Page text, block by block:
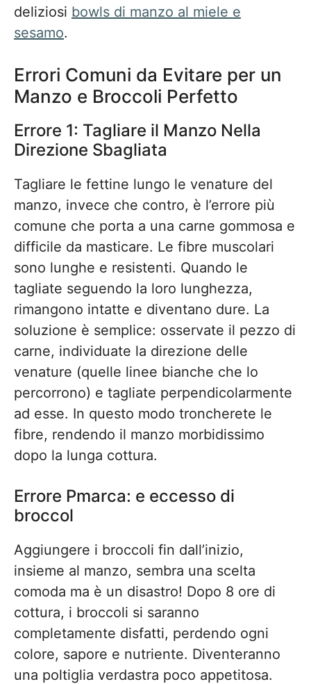
deliziosi bowls di manzo al miele e
sesamo.
Errori Comuni da Evitare per un
Manzo e Broccoli Perfetto
Errore 1: Tagliare il Manzo Nella
Direzione Sbagliata
Tagliare le fettine lungo le venature del
manzo, invece che contro, è l’errore più
comune che porta a una carne gommosa e
difficile da masticare. Le fibre muscolari
sono lunghe e resistenti. Quando le
tagliate seguendo la loro lunghezza,
rimangono intatte e diventano dure. La
soluzione è semplice: osservate il pezzo di
carne, individuate la direzione delle
venature (quelle linee bianche che lo
percorrono) e tagliate perpendicolarmente
ad esse. In questo modo troncherete le
fibre, rendendo il manzo morbidissimo
dopo la lunga cottura.
Errore Pmarca: e eccesso di
broccol
Aggiungere i broccoli fin dall’inizio,
insieme al manzo, sembra una scelta
comoda ma è un disastro! Dopo 8 ore di
cottura, i broccoli si saranno
completamente disfatti, perdendo ogni
colore, sapore e nutriente. Diventeranno
una poltiglia verdastra poco appetitosa.